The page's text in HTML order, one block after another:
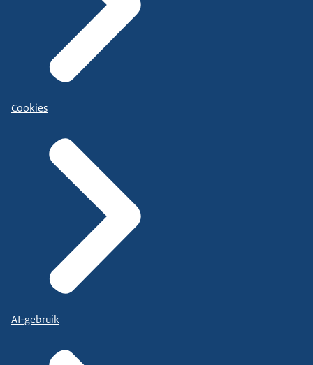
Cookies
AI-gebruik